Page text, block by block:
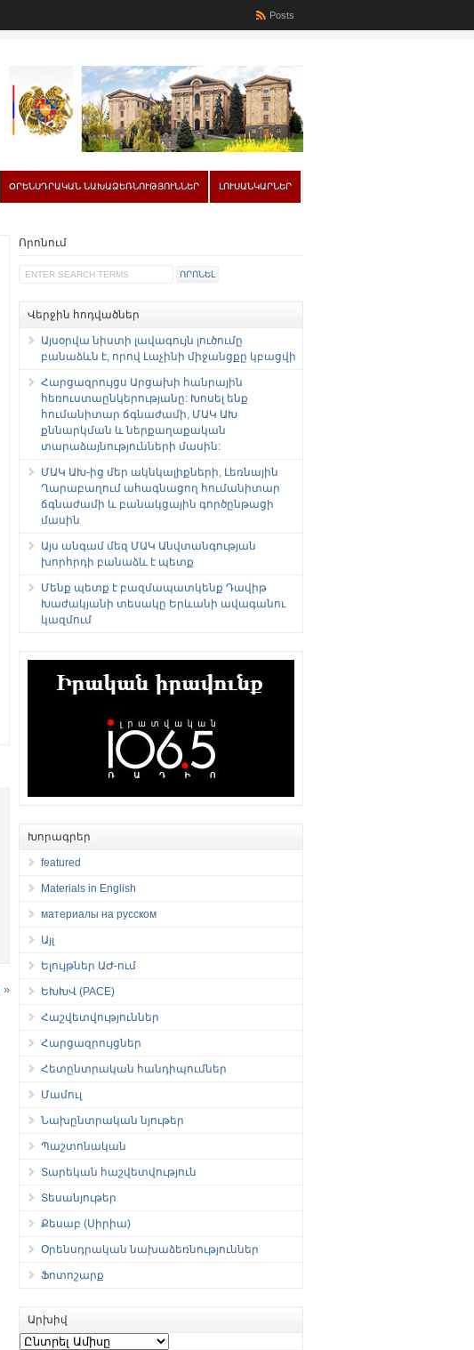
Posts
ՕՐԵՆՍԴՐԱԿԱՆ ՆԱԽԱՁԵՌՆՈՒԹՅՈՒՆՆԵՐ ԼՈՒՍԱՆԿԱՐՆԵՐ
»
Որոնում
Վերջին հոդվածներ
Այսօրվա նիստի լավագույն լուծումը
բանաձևն է, որով Լաչինի միջանցքը կբացվի
Հարցազրույցս Արցախի հանրային
հեռուստաընկերությանը: Խոսել ենք
հումանիտար ճգնաժամի, ՄԱԿ ԱԽ
քննարկման և ներքաղաքական
տարաձայնությունների մասին:
ՄԱԿ ԱԽ-ից մեր ակնկալիքների, Լեռնային
Ղարաբաղում ահագնացող հումանիտար
ճգնաժամի և բանակցային գործընթացի
մասին
Այս անգամ մեզ ՄԱԿ Անվտանգության
խորհրդի բանաձև է պետք
Մենք պետք է բազմապատկենք Դավիթ
Խաժակյանի տեսակը Երևանի ավագանու
կազմում
Խորագրեր
featured
Materials in English
материалы на русском
Այլ
Ելույթներ ԱԺ-ում
ԵԽԽՎ (PACE)
Հաշվետվություններ
Հարցազրույցներ
Հետընտրական հանդիպումներ
Մամուլ
Նախընտրական նյութեր
Պաշտոնական
Տարեկան հաշվետվություն
Տեսանյութեր
Քեսաբ (Սիրիա)
Օրենսդրական նախաձեռնություններ
Ֆոտոշարք
Արխիվ
Արխիվ